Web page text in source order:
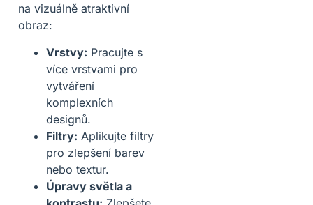
na vizuálně atraktivní
obraz:
Vrstvy: Pracujte s
více vrstvami pro
vytváření
komplexních
designů.
Filtry: Aplikujte filtry
pro zlepšení barev
nebo textur.
Úpravy světla a